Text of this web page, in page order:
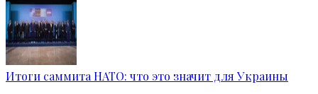
Итоги саммита НАТО: что это значит для Украины